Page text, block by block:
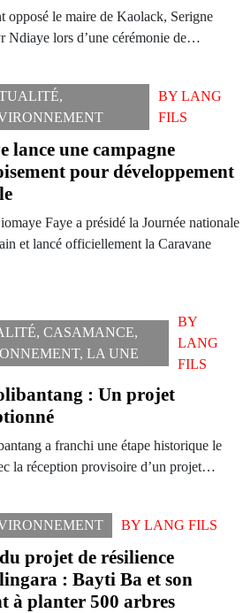
opposé le maire de Kaolack, Serigne
Ndiaye lors d’une cérémonie de…
,
BY LANG
FILS
lance une campagne
pour développement
Faye a présidé la Journée nationale
et lancé officiellement la Caravane
, CASAMANCE,
, LA UNE
BY
LANG
FILS
: Un projet
a franchi une étape historique le
la réception provisoire d’un projet…
BY LANG FILS
projet de résilience
: Bayti Ba et son
à planter 500 arbres